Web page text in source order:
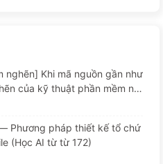
nghẽn] Khi mã nguồn gần như
của kỹ thuật phần mềm nằ
Phương pháp thiết kế tổ chứ
(Học AI từ từ 172)